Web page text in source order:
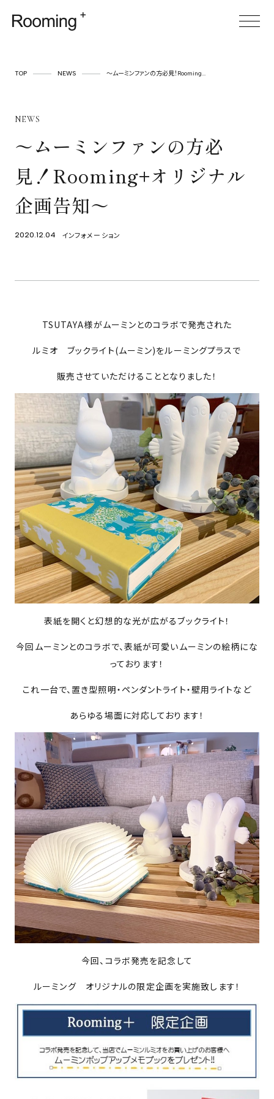
CASES
ITEM
FOR BUSINESS
NEWS
来店予約
お問い合わせ
PRIVACY POLICY
TOP NEWS ～ムーミンファンの方必見！Rooming...
NEWS
～ムーミンファンの方必
見！Rooming+オリジナル
企画告知～
2020.12.04 インフォメーション
TSUTAYA様がムーミンとのコラボで発売された
ルミオ ブックライト(ムーミン)をルーミングプラスで
販売させていただけることとなりました！
表紙を開くと幻想的な光が広がるブックライト！
今回ムーミンとのコラボで、表紙が可愛いムーミンの絵柄にな
っております！
これ一台で、置き型照明・ペンダントライト・壁用ライトなど
あらゆる場面に対応しております！
今回、コラボ発売を記念して
ルーミング オリジナルの限定企画を実施致します！